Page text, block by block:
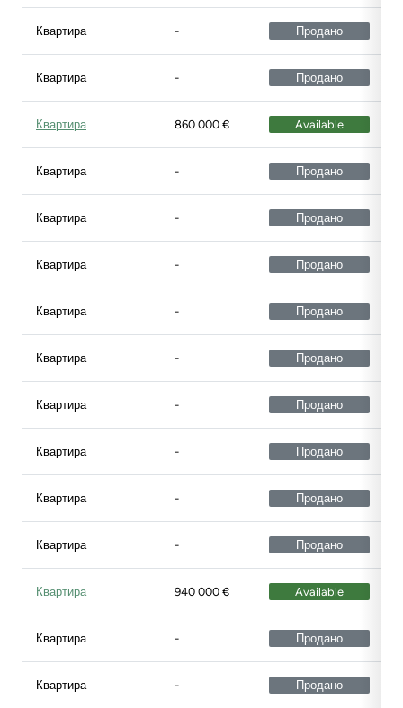
Квартира - Продано
Квартира - Продано
Квартира 860 000 € Available
Квартира - Продано
Квартира - Продано
Квартира - Продано
Квартира - Продано
Квартира - Продано
Квартира - Продано
Квартира - Продано
Квартира - Продано
Квартира - Продано
Квартира 940 000 € Available
Квартира - Продано
Квартира - Продано